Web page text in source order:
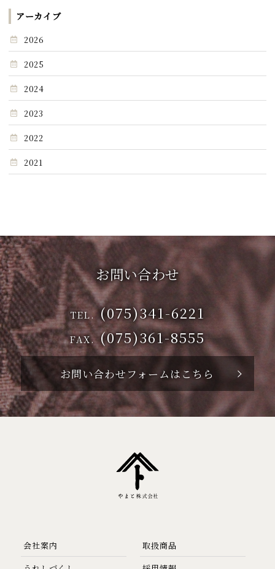
アーカイブ
2026
2025
2024
2023
2022
2021
お問い合わせ
TEL. (075)341-6221
FAX.(075)361-8555
お問い合わせフォームはこちら
会社案内
取扱商品